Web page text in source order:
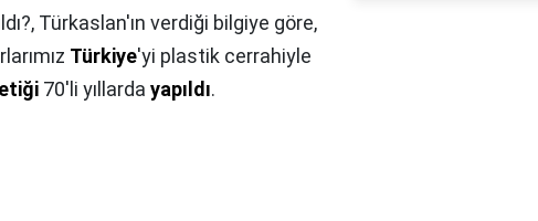
Türkaslan'ın verdiği bilgiye göre,
Türkiye'yi plastik cerrahiyle
70'li yıllarda yapıldı.